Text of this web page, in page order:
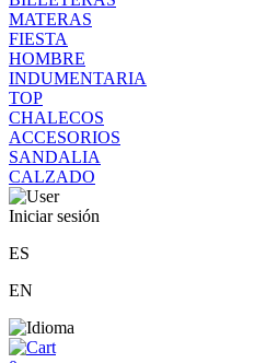
MATERAS
FIESTA
HOMBRE
INDUMENTARIA
TOP
CHALECOS
ACCESORIOS
SANDALIA
CALZADO
Iniciar sesión
ES
EN